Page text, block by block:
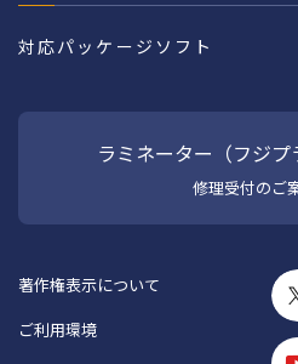
対応パッケージソフト
ラミネーター（フジ
修理受付のご
著作権表示について
ご利用環境